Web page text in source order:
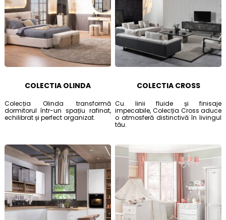
COLECTIA OLINDA
Colecția Olinda transformă
dormitorul într-un spațiu rafinat,
echilibrat și perfect organizat.
COLECTIA CROSS
Cu linii fluide și finisaje
impecabile, Colecția Cross aduce
o atmosferă distinctivă în livingul
tău.